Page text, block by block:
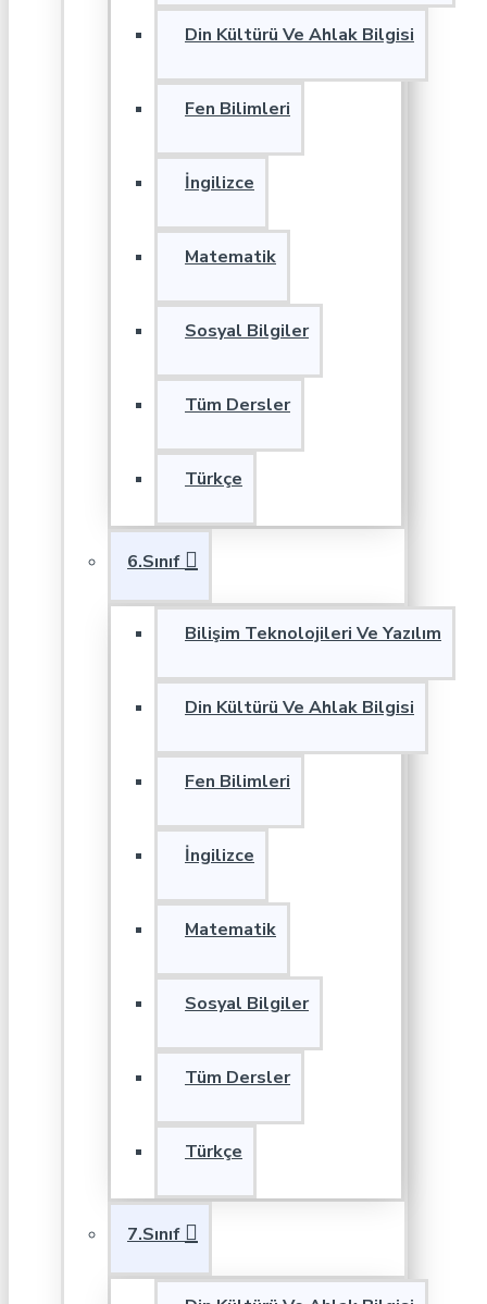
Din Kültürü Ve Ahlak Bilgisi
Fen Bilimleri
İngilizce
Matematik
Sosyal Bilgiler
Tüm Dersler
Türkçe
6.Sınıf
Bilişim Teknolojileri Ve Yazılım
Din Kültürü Ve Ahlak Bilgisi
Fen Bilimleri
İngilizce
Matematik
Sosyal Bilgiler
Tüm Dersler
Türkçe
7.Sınıf